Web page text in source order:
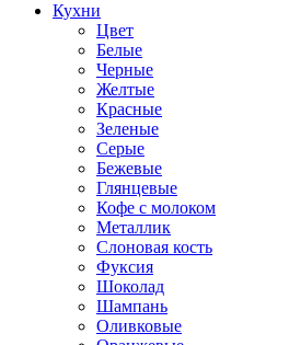
Кухни
Цвет
Белые
Черные
Желтые
Красные
Зеленые
Серые
Бежевые
Глянцевые
Кофе с молоком
Металлик
Слоновая кость
Фуксия
Шоколад
Шампань
Оливковые